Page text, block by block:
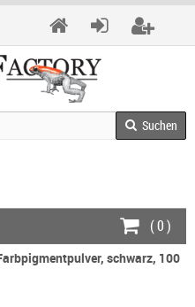
Suchen
(0)
schwarz, 100